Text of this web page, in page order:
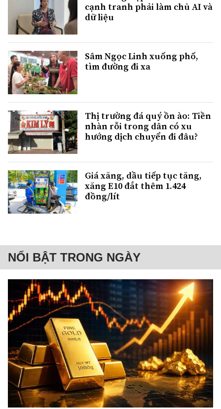
cạnh tranh phải làm chủ AI và
dữ liệu
Sâm Ngọc Linh xuống phố,
tìm đường đi xa
Thị trường đá quý ồn ào: Tiền
nhàn rỗi trong dân có xu
hướng dịch chuyển đi đâu?
Giá xăng, dầu tiếp tục tăng,
xăng E10 đắt thêm 1.424
đồng/lít
NỔI BẬT TRONG NGÀY